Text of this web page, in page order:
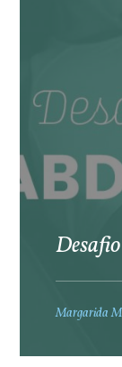
Margarida